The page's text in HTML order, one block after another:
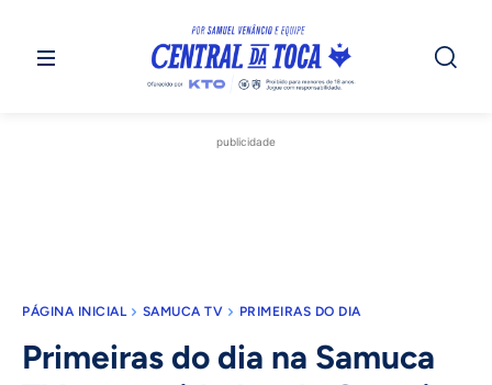
publicidade
PÁGINA INICIAL SAMUCA TV PRIMEIRAS DO DIA
Primeiras do dia na Samuca